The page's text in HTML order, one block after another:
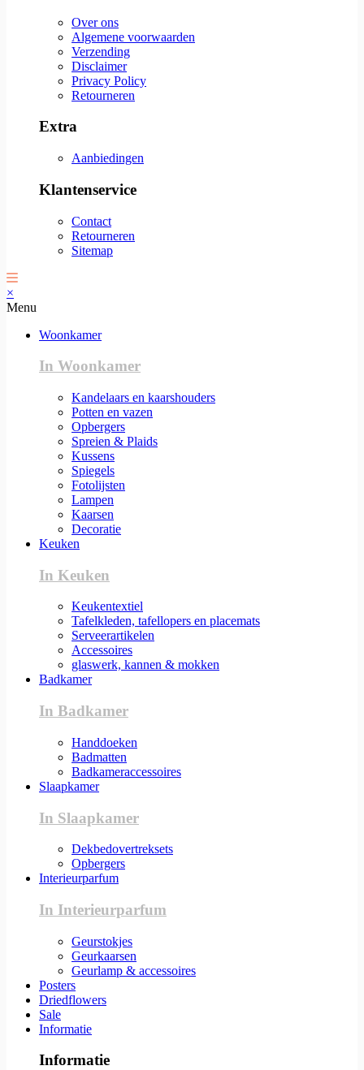
Over ons
Algemene voorwaarden
Verzending
Disclaimer
Privacy Policy
Retourneren
Extra
Aanbiedingen
Klantenservice
Contact
Retourneren
Sitemap
×
Menu
Woonkamer
In Woonkamer
Kandelaars en kaarshouders
Potten en vazen
Opbergers
Spreien & Plaids
Kussens
Spiegels
Fotolijsten
Lampen
Kaarsen
Decoratie
Keuken
In Keuken
Keukentextiel
Tafelkleden, tafellopers en placemats
Serveerartikelen
Accessoires
glaswerk, kannen & mokken
Badkamer
In Badkamer
Handdoeken
Badmatten
Badkameraccessoires
Slaapkamer
In Slaapkamer
Dekbedovertreksets
Opbergers
Interieurparfum
In Interieurparfum
Geurstokjes
Geurkaarsen
Geurlamp & accessoires
Posters
Driedflowers
Sale
Informatie
Informatie